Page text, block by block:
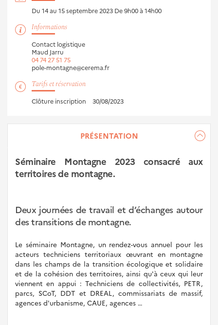
Du 14 au 15 septembre 2023 De 9h00 à 14h00
Informations
Contact logistique
Maud Jarru
04 74 27 51 75
pole-montagne@cerema.fr
Tarifs et réservation
Clôture inscription 30/08/2023
PRÉSENTATION
Séminaire Montagne 2023 consacré aux
territoires de montagne.
Deux journées de travail et d’échanges autour
des transitions de montagne.
Le séminaire Montagne, un rendez-vous annuel pour les
acteurs techniciens territoriaux œuvrant en montagne
dans les champs de la transition écologique et solidaire
et de la cohésion des territoires, ainsi qu'à ceux qui leur
viennent en appui : Techniciens de collectivités, PETR,
parcs, SCoT, DDT et DREAL, commissariats de massif,
agences d'urbanisme, CAUE, agences …